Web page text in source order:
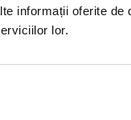
informații oferite de
lor.